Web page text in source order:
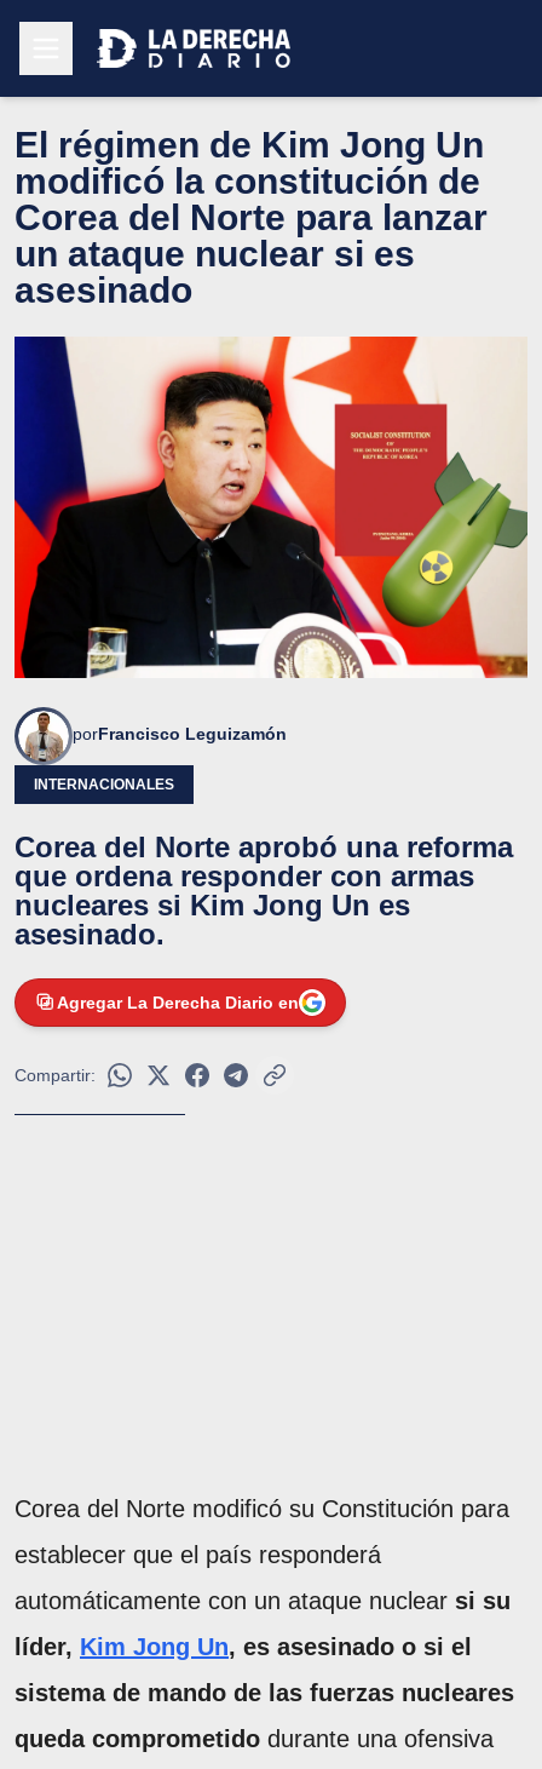
El régimen de Kim Jong Un
modificó la constitución de
Corea del Norte para lanzar
un ataque nuclear si es
asesinado
porFrancisco Leguizamón
INTERNACIONALES
Corea del Norte aprobó una reforma
que ordena responder con armas
nucleares si Kim Jong Un es
asesinado.
Agregar La Derecha Diario en
Compartir:
Corea del Norte modificó su Constitución para
establecer que el país responderá
automáticamente con un ataque nuclear si su
líder, Kim Jong Un, es asesinado o si el
sistema de mando de las fuerzas nucleares
queda comprometido durante una ofensiva